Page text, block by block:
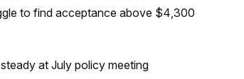
to find acceptance above $4,300
at July policy meeting